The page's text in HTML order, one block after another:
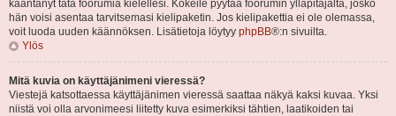
kääntänyt tätä foorumia kielellesi. Kokeile pyytää foorumin ylläpitäjältä, josko
hän voisi asentaa tarvitsemasi kielipaketin. Jos kielipakettia ei ole olemassa,
voit luoda uuden käännöksen. Lisätietoja löytyy phpBB®:n sivuilta.
Ylös
Mitä kuvia on käyttäjänimeni vieressä?
Viestejä katsottaessa käyttäjänimen vieressä saattaa näkyä kaksi kuvaa. Yksi
niistä voi olla arvonimeesi liitetty kuva esimerkiksi tähtien, laatikoiden tai